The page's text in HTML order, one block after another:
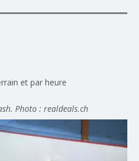
et par heure
Photo : realdeals.ch